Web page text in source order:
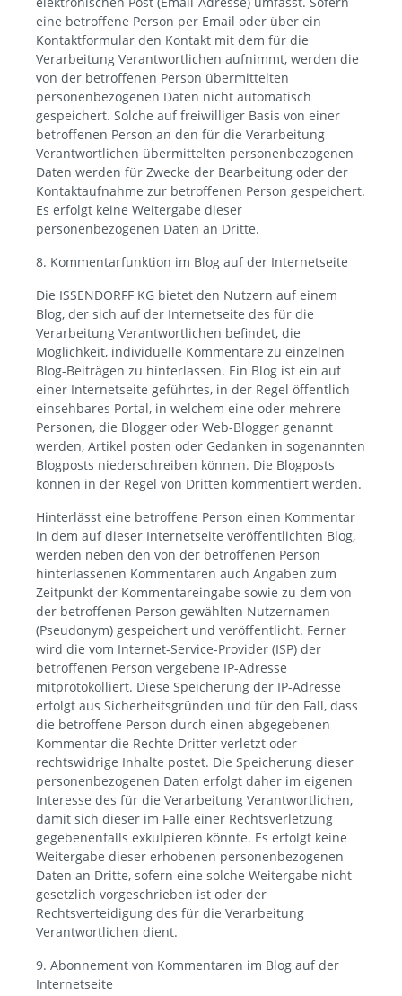
eine betroffene Person per Email oder über ein
Kontaktformular den Kontakt mit dem für die
Verarbeitung Verantwortlichen aufnimmt, werden die
von der betroffenen Person übermittelten
personenbezogenen Daten nicht automatisch
gespeichert. Solche auf freiwilliger Basis von einer
betroffenen Person an den für die Verarbeitung
Verantwortlichen übermittelten personenbezogenen
Daten werden für Zwecke der Bearbeitung oder der
Kontaktaufnahme zur betroffenen Person gespeichert.
Es erfolgt keine Weitergabe dieser
personenbezogenen Daten an Dritte.
8. Kommentarfunktion im Blog auf der Internetseite
Die ISSENDORFF KG bietet den Nutzern auf einem
Blog, der sich auf der Internetseite des für die
Verarbeitung Verantwortlichen befindet, die
Möglichkeit, individuelle Kommentare zu einzelnen
Blog-Beiträgen zu hinterlassen. Ein Blog ist ein auf
einer Internetseite geführtes, in der Regel öffentlich
einsehbares Portal, in welchem eine oder mehrere
Personen, die Blogger oder Web-Blogger genannt
werden, Artikel posten oder Gedanken in sogenannten
Blogposts niederschreiben können. Die Blogposts
können in der Regel von Dritten kommentiert werden.
Hinterlässt eine betroffene Person einen Kommentar
in dem auf dieser Internetseite veröffentlichten Blog,
werden neben den von der betroffenen Person
hinterlassenen Kommentaren auch Angaben zum
Zeitpunkt der Kommentareingabe sowie zu dem von
der betroffenen Person gewählten Nutzernamen
(Pseudonym) gespeichert und veröffentlicht. Ferner
wird die vom Internet-Service-Provider (ISP) der
betroffenen Person vergebene IP-Adresse
mitprotokolliert. Diese Speicherung der IP-Adresse
erfolgt aus Sicherheitsgründen und für den Fall, dass
die betroffene Person durch einen abgegebenen
Kommentar die Rechte Dritter verletzt oder
rechtswidrige Inhalte postet. Die Speicherung dieser
personenbezogenen Daten erfolgt daher im eigenen
Interesse des für die Verarbeitung Verantwortlichen,
damit sich dieser im Falle einer Rechtsverletzung
gegebenenfalls exkulpieren könnte. Es erfolgt keine
Weitergabe dieser erhobenen personenbezogenen
Daten an Dritte, sofern eine solche Weitergabe nicht
gesetzlich vorgeschrieben ist oder der
Rechtsverteidigung des für die Verarbeitung
Verantwortlichen dient.
9. Abonnement von Kommentaren im Blog auf der
Internetseite